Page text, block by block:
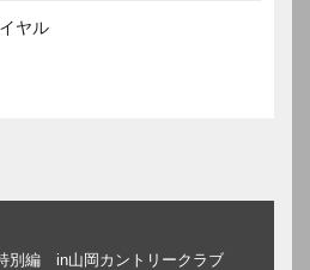
ヤル
別編 in山岡カントリークラブ